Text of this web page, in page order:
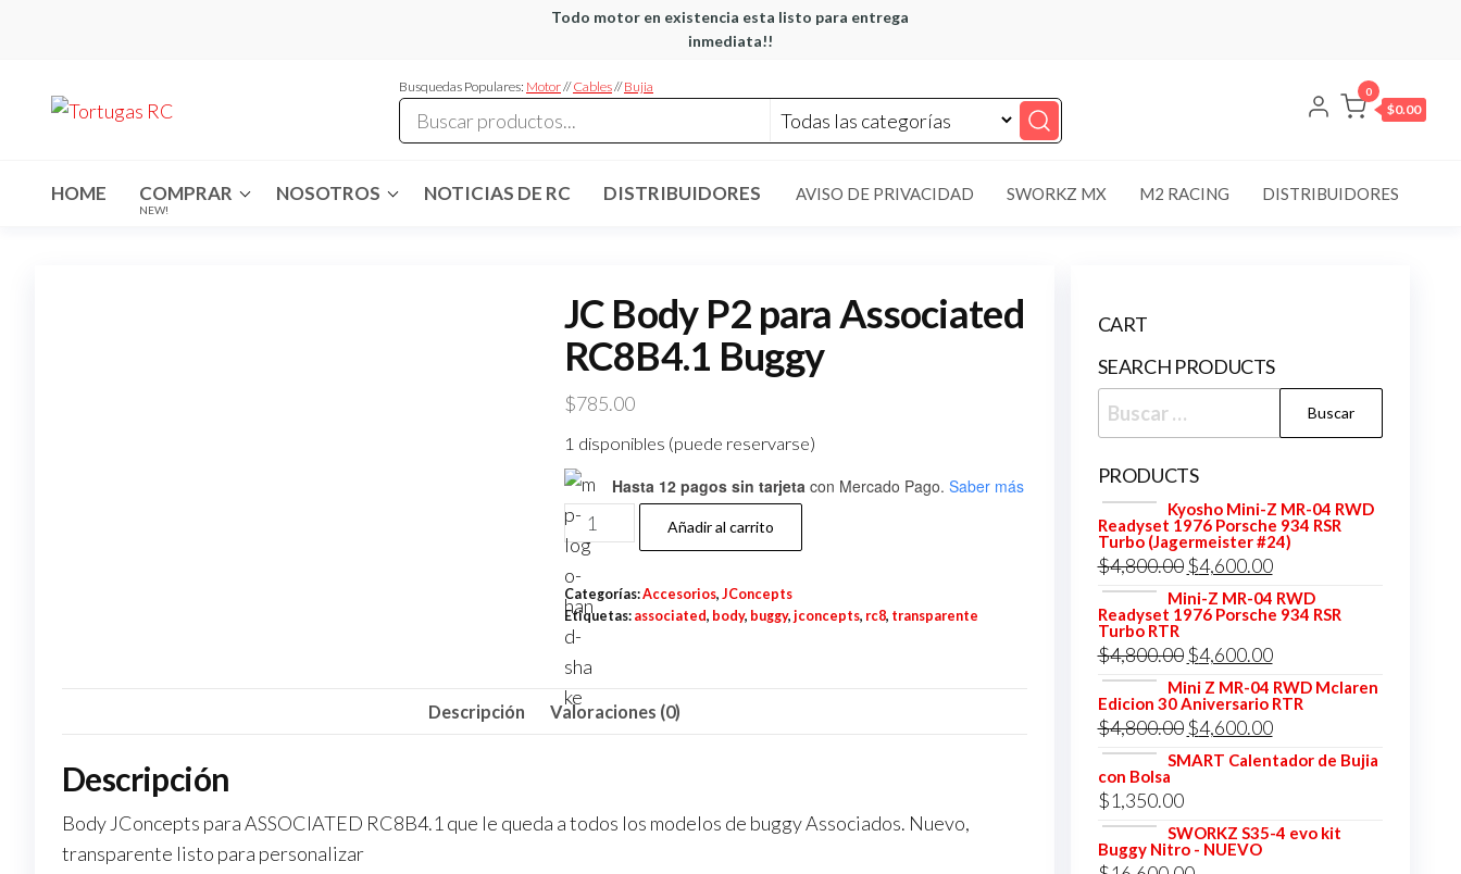
Todo motor en existencia esta listo para entrega
inmediata!!
Busquedas Populares: Motor//Cables//Bujia 0
$0.00
HOME COMPRAR
NEW!
NOSOTROS NOTICIAS DE RC DISTRIBUIDORES AVISO DE PRIVACIDAD SWORKZ MX M2 RACING DISTRIBUIDORES
JC Body P2 para Associated
RC8B4.1 Buggy
$785.00
1 disponibles (puede reservarse)
Hasta 12 pagos sin tarjeta con Mercado Pago. Saber más
JC
Body
P2
para
Associated
RC8B4.1
Buggy
Añadir al carrito
Categorías:Accesorios, JConcepts
Etiquetas: associated, body, buggy, jconcepts, rc8, transparente
Descripción Valoraciones (0)
Descripción
Body JConcepts para ASSOCIATED RC8B4.1 que le queda a todos los modelos de buggy Associados. Nuevo,
transparente listo para personalizar
CART
SEARCH PRODUCTS
Buscar:
PRODUCTS
Kyosho Mini-Z MR-04 RWD
Readyset 1976 Porsche 934 RSR
Turbo (Jagermeister #24)
$4,800.00 El
precio
original
era:
$4,800.00.
$4,600.00El
precio
actual
es:
$4,600.00.
Mini-Z MR-04 RWD
Readyset 1976 Porsche 934 RSR
Turbo RTR
$4,800.00 El
precio
original
era:
$4,600.00El
precio
actual
es:
$4,600.00.
Mini Z MR-04 RWD Mclaren
Edicion 30 Aniversario RTR
$4,800.00 El
precio
$4,800.00.
$4,600.00El
precio
SMART Calentador de Bujia
con Bolsa
$1,350.00
SWORKZ S35-4 evo kit
Buggy Nitro - NUEVO